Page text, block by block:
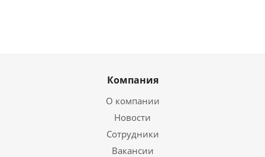
Компания
О компании
Новости
Сотрудники
Вакансии